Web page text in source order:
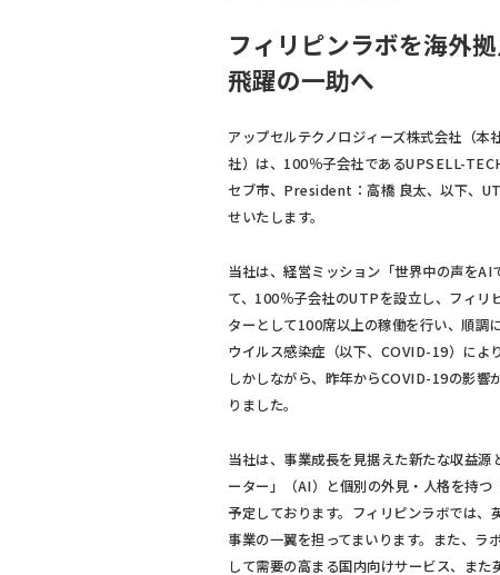
フィリピンラボを海外
飛躍の一助へ
アップセルテクノロジィーズ株式会社（
社）は、100％子会社であるUPSELL-
セブ市、President：高橋 良太、以下、
せいたします。
当社は、経営ミッション「世界中の声を
て、100％子会社のUTPを設立し、フィリ
ターとして100席以上の稼働を行い、順調
ウイルス感染症（以下、COVID-19）によ
しかしながら、昨年からCOVID-19の影響
りました。
当社は、事業成長を見据えた新たな収益
ーター」（AI）と個別の外見・人格を持
予定しております。フィリピンラボでは
事業の一翼を担ってまいります。また、
して需要の高まる国内向けサービス、また